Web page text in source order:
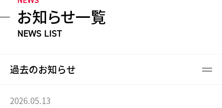
お知らせ一覧
NEWS LIST
過去のお知らせ
2026.05.13